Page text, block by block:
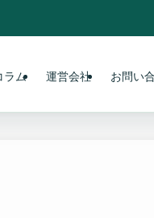
ラム 運営会社 お問い